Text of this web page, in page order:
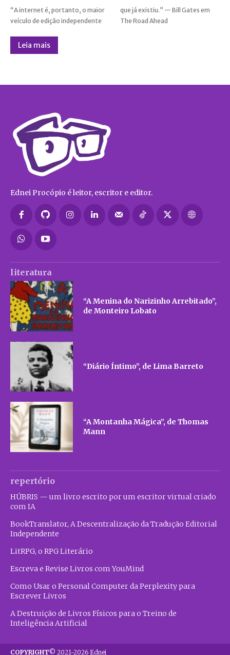
“A internet é, portanto, o maior
veículo de edição independente
que já existiu.” — Bill Gates em
The Road Ahead
Leia mais
Ednei Procópio é leitor, escritor e editor.
literatura
“A Menina do Narizinho Arrebitado”,
de Monteiro Lobato
“Diário Íntimo”, de Lima Barreto
“A Montanha Mágica”, de Thomas
Mann
repertório
HÚBRIS — um livro escrito por um escritor virtual criado
com IA
BookTranslator, A Descentralização da Tradução Editorial
Independente
LitRPG, o RPG Literário
Escreva e Revise Livros com YouMind
Como Usar o Personal Computer da Perplexity para
Escrever Livros
A Destruição de Livros Físicos para o Treino de
Inteligência Artificial
COPYRIGHT© 2021-2026 Ednei